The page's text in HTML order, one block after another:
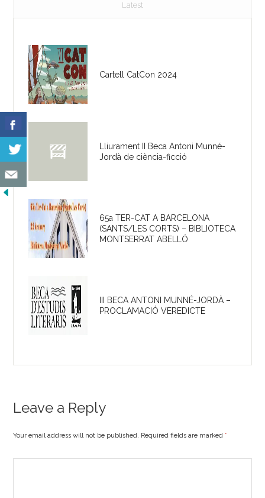
Latest
Cartell CatCon 2024
Lliurament II Beca Antoni Munné-
Jordà de ciència-ficció
65a TER-CAT A BARCELONA
(SANTS/LES CORTS) – BIBLIOTECA
MONTSERRAT ABELLÓ
III BECA ANTONI MUNNÉ-JORDÀ –
PROCLAMACIÓ VEREDICTE
Leave a Reply
Your email address will not be published. Required fields are marked*